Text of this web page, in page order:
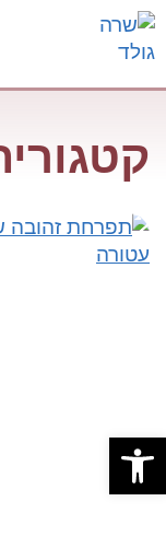
פתח סרגל נגישות